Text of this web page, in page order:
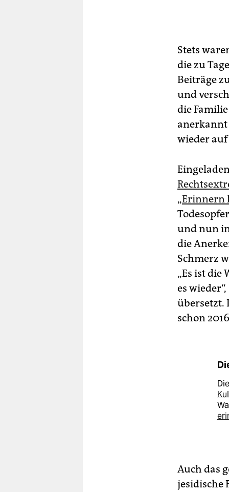
Stets
die zu
Beiträge
und
die
anerkannt
wieder
„Erinnern
und nun
die
Schmerz
„Es ist die
es
übersetzt.
schon
Auch das
jesidische